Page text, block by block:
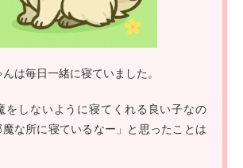
は毎日一緒に寝ていました。
をしないように寝てくれる良い子なの
な所に寝ているなー」と思ったことは